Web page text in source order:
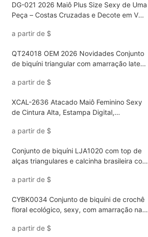
DG-021 2026 Maiô Plus Size Sexy de Uma
Peça – Costas Cruzadas e Decote em V
de Alta Elasticidade
a partir de $
QT24018 OEM 2026 Novidades Conjunto
de biquíni triangular com amarração lateral
secagem rápida com proteção UV
a partir de $
XCAL-2636 Atacado Maiô Feminino Sexy
de Cintura Alta, Estampa Digital,
Praia e Águas Termais
a partir de $
Conjunto de biquíni LJA1020 com top de
alças triangulares e calcinha brasileira com
personalizável na cintura para praia.
a partir de $
CYBK0034 Conjunto de biquíni de crochê
floral ecológico, sexy, com amarração nas
a partir de $